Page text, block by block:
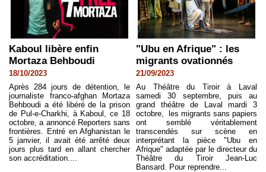
Kaboul libère enfin
Mortaza Behboudi
18/10/2023
Après 284 jours de détention, le
journaliste franco-afghan Mortaza
Behboudi a été libéré de la prison
de Pul-e-Charkhi, à Kaboul, ce 18
octobre, a annoncé Reporters sans
frontières. Entré en Afghanistan le
5 janvier, il avait été arrêté deux
jours plus tard en allant chercher
son accréditation....
"Ubu en Afrique" : les
migrants ovationnés
21/09/2023
Au Théâtre du Tiroir à Laval
samedi 30 septembre, puis au
grand théâtre de Laval mardi 3
octobre, les migrants sans papiers
ont semblé véritablement
transcendés sur scène en
interprétant la pièce "Ubu en
Afrique" adaptée par le directeur du
Théâtre du Tiroir Jean-Luc
Bansard. Pour reprendre...